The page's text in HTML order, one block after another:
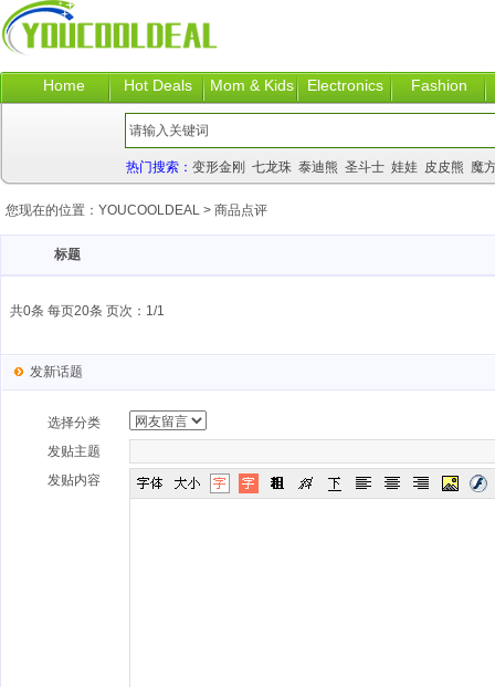
Home Hot Deals Mom & Kids Electronics Fashion
热门搜索： 变形金刚 七龙珠 泰迪熊 圣斗士 娃娃 皮皮熊 魔
您现在的位置： YOUCOOLDEAL > 商品点评
标题
共0条 每页20条 页次：1/1
发新话题
选择分类
发贴主题
发贴内容